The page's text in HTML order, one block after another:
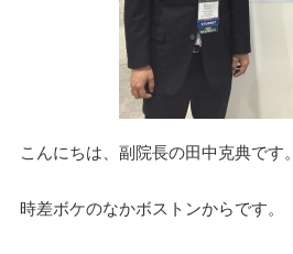
こんにちは、副院長の田中克典です。
時差ボケのなかボストンからです。